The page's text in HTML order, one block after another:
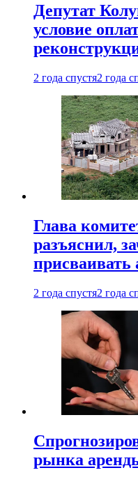
Депутат
условие
2 года спустя2 года
Глава
разъяснил,
присваивать
2 года спустя2 года
рынка